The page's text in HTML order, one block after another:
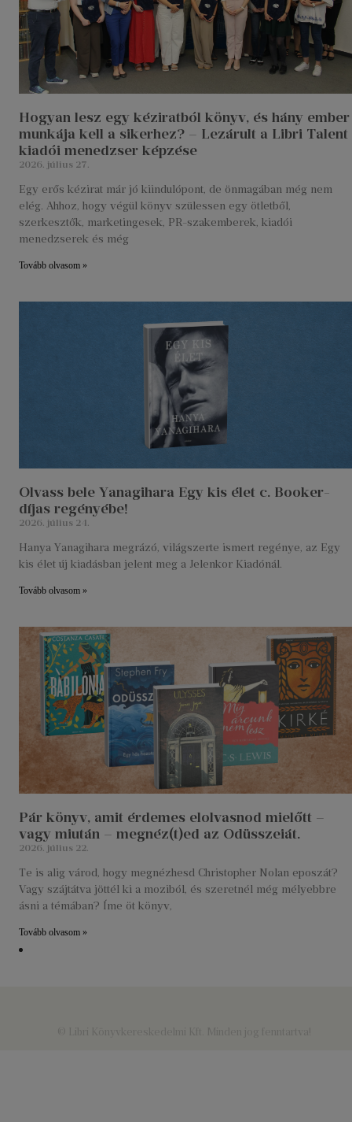
Hogyan lesz egy kéziratból könyv, és hány ember
munkája kell a sikerhez? – Lezárult a Libri Talent
kiadói menedzser képzése
2026. július 27.
Egy erős kézirat már jó kiindulópont, de önmagában még nem
elég. Ahhoz, hogy végül könyv szülessen egy ötletből,
szerkesztők, marketingesek, PR-szakemberek, kiadói
menedzserek és még
Tovább olvasom »
Olvass bele Yanagihara Egy kis élet c. Booker-
díjas regényébe!
2026. július 24.
Hanya Yanagihara megrázó, világszerte ismert regénye, az Egy
kis élet új kiadásban jelent meg a Jelenkor Kiadónál.
Tovább olvasom »
Pár könyv, amit érdemes elolvasnod mielőtt –
vagy miután – megnéz(t)ed az Odüsszeiát.
2026. július 22.
Te is alig várod, hogy megnézhesd Christopher Nolan eposzát?
Vagy szájtátva jöttél ki a moziból, és szeretnél még mélyebbre
ásni a témában? Íme öt könyv,
Tovább olvasom »